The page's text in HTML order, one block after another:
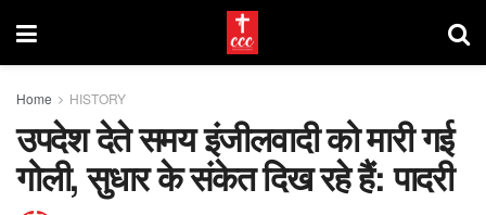
Home HISTORY
उपदेश देते समय इंजीलवादी को मारी गई
गोली, सुधार के संकेत दिख रहे हैं: पादरी